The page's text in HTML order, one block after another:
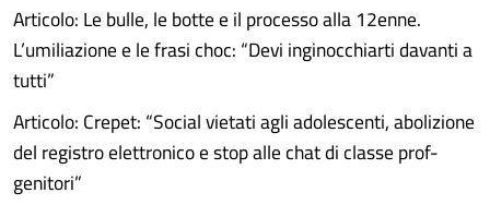
Articolo: Le bulle, le botte e il processo alla 12enne.
L’umiliazione e le frasi choc: “Devi inginocchiarti davanti a
tutti”
Articolo: Crepet: “Social vietati agli adolescenti, abolizione
del registro elettronico e stop alle chat di classe prof-
genitori”